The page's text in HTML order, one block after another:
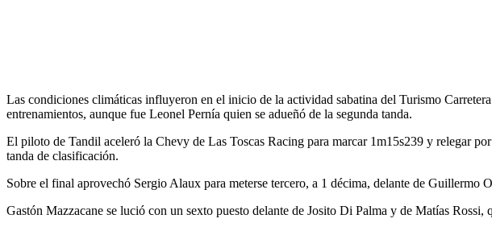
Las condiciones climáticas influyeron en el inicio de la actividad sabatina del Turismo
entrenamientos, aunque fue Leonel Pernía quien se adueñó de la segunda tanda.
El piloto de Tandil aceleró la Chevy de Las Toscas Racing para marcar 1m15s239 y relegar
tanda de clasificación.
Sobre el final aprovechó Sergio Alaux para meterse tercero, a 1 décima, delante de
Gastón Mazzacane se lució con un sexto puesto delante de Josito Di Palma y de Matías